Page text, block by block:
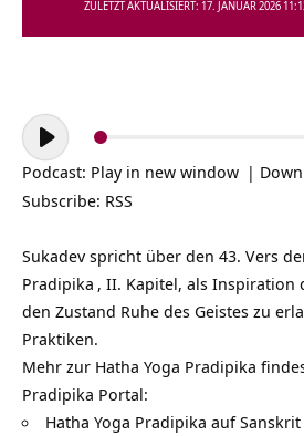
ZULETZT AKTUALISIERT: 17. JANUAR 2026
Audio-
Player
Podcast: Play in new window |
Subscribe: RSS
Sukadev spricht über den 43. Vers
Pradipika , II. Kapitel, als Inspiration
den Zustand Ruhe des Geistes zu
Praktiken.
Mehr zur Hatha Yoga Pradipika
Pradipika Portal:
Hatha Yoga Pradipika auf